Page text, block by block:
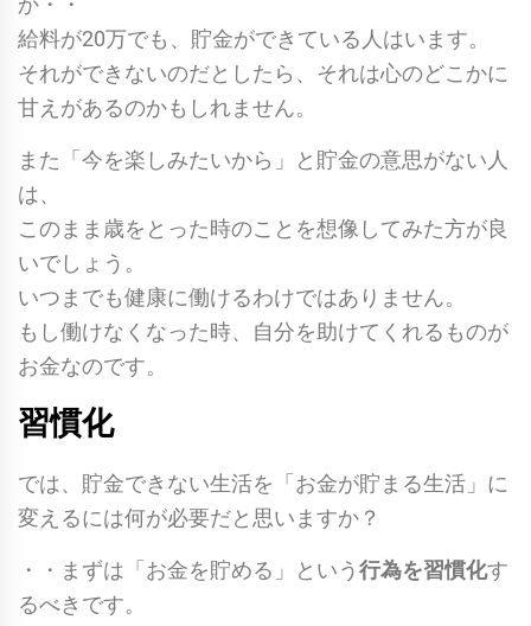
給料が20万でも、貯金ができている人はいます。
それができないのだとしたら、それは心のどこかに
甘えがあるのかもしれません。
また「今を楽しみたいから」と貯金の意思がない人
は、
このまま歳をとった時のことを想像してみた方が良
いでしょう。
いつまでも健康に働けるわけではありません。
もし働けなくなった時、自分を助けてくれるものが
お金なのです。
習慣化
では、貯金できない生活を「お金が貯まる生活」に
変えるには何が必要だと思いますか？
・・まずは「お金を貯める」という行為を習慣化す
るべきです。